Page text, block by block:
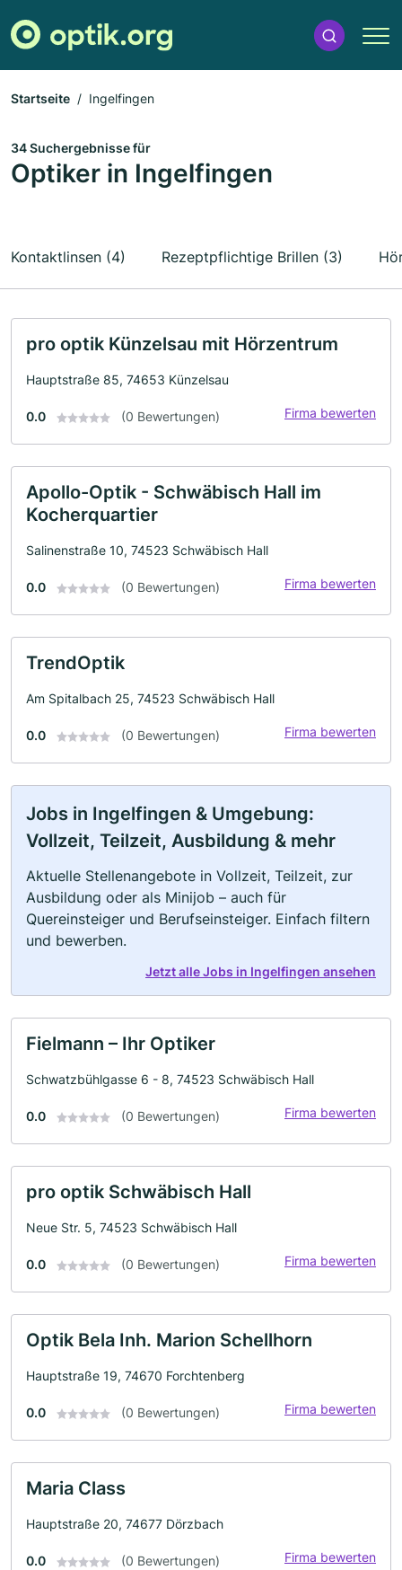
Startseite Ingelfingen
34 Suchergebnisse für
Optiker in Ingelfingen
Kontaktlinsen (4) Rezeptpflichtige Brillen (3)
pro optik Künzelsau mit Hörzentrum
Hauptstraße 85, 74653 Künzelsau
0.0 (0 Bewertungen) Firma bewerten
Apollo-Optik - Schwäbisch Hall im
Kocherquartier
Salinenstraße 10, 74523 Schwäbisch Hall
0.0 (0 Bewertungen) Firma bewerten
TrendOptik
Am Spitalbach 25, 74523 Schwäbisch Hall
0.0 (0 Bewertungen) Firma bewerten
Jobs in Ingelfingen & Umgebung:
Vollzeit, Teilzeit, Ausbildung & mehr
Aktuelle Stellenangebote in Vollzeit, Teilzeit, zur
Ausbildung oder als Minijob – auch für
Quereinsteiger und Berufseinsteiger. Einfach filtern
und bewerben.
Jetzt alle Jobs in Ingelfingen ansehen
Fielmann – Ihr Optiker
Schwatzbühlgasse 6 - 8, 74523 Schwäbisch Hall
0.0 (0 Bewertungen) Firma bewerten
pro optik Schwäbisch Hall
Neue Str. 5, 74523 Schwäbisch Hall
0.0 (0 Bewertungen) Firma bewerten
Optik Bela Inh. Marion Schellhorn
Hauptstraße 19, 74670 Forchtenberg
0.0 (0 Bewertungen) Firma bewerten
Maria Class
Hauptstraße 20, 74677 Dörzbach
0.0 (0 Bewertungen) Firma bewerten